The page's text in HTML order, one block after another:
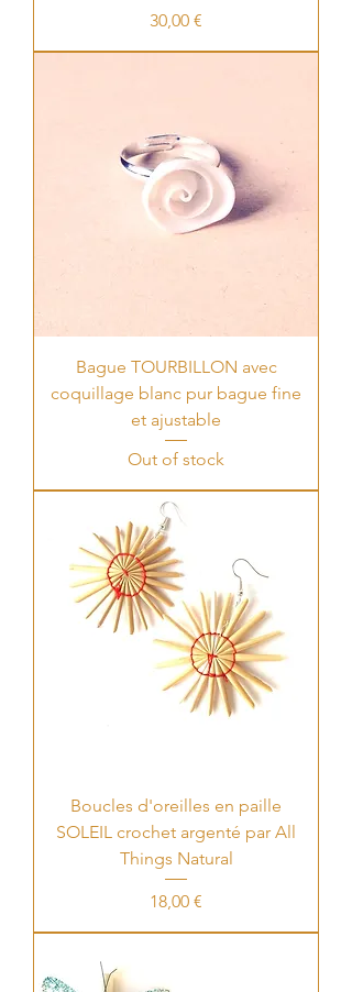
Price
30,00 €
Bague TOURBILLON avec
coquillage blanc pur bague fine
et ajustable
Out of stock
Boucles d'oreilles en paille
SOLEIL crochet argenté par All
Things Natural
Price
18,00 €